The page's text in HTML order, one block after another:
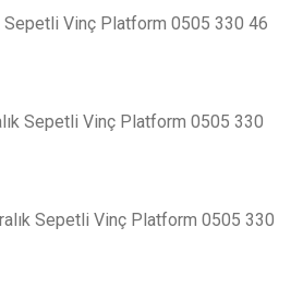
Sepetli Vinç Platform 0505 330 46
Sepetli Vinç Platform 0505 330
Sepetli Vinç Platform 0505 330